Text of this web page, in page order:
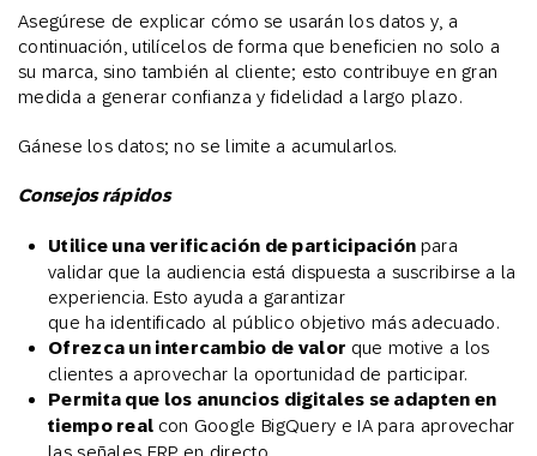
Asegúrese de explicar cómo se usarán los datos y, a
continuación, utilícelos de forma que beneficien no solo a
su marca, sino también al cliente; esto contribuye en gran
medida a generar confianza y fidelidad a largo plazo.
Gánese los datos; no se limite a acumularlos.
Consejos rápidos
Utilice una verificación de participación para
validar que la audiencia está dispuesta a suscribirse a la
experiencia. Esto ayuda a garantizar
que ha identificado al público objetivo más adecuado.
Ofrezca un intercambio de valor que motive a los
clientes a aprovechar la oportunidad de participar.
Permita que los anuncios digitales se adapten en
tiempo real con Google BigQuery e IA para aprovechar
las señales ERP en directo.